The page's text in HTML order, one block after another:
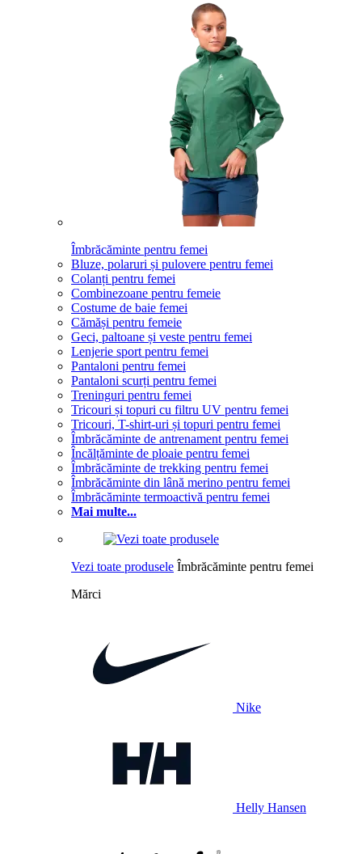
Îmbrăcăminte pentru femei
Bluze, polaruri și pulovere pentru femei
Colanți pentru femei
Combinezoane pentru femeie
Costume de baie femei
Cămăși pentru femeie
Geci, paltoane și veste pentru femei
Lenjerie sport pentru femei
Pantaloni pentru femei
Pantaloni scurți pentru femei
Treninguri pentru femei
Tricouri și topuri cu filtru UV pentru femei
Tricouri, T-shirt-uri și topuri pentru femei
Îmbrăcăminte de antrenament pentru femei
Încălțăminte de ploaie pentru femei
Îmbrăcăminte de trekking pentru femei
Îmbrăcăminte din lână merino pentru femei
Îmbrăcăminte termoactivă pentru femei
Mai multe...
Vezi toate produsele Îmbrăcăminte pentru femei
Mărci
Nike
Helly Hansen